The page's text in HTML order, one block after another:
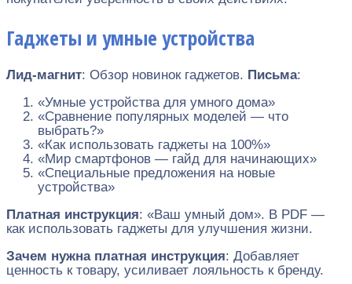
Гаджеты и умные устройства
Лид-магнит: Обзор новинок гаджетов. Письма:
«Умные устройства для умного дома»
«Сравнение популярных моделей — что
выбрать?»
«Как использовать гаджеты на 100%»
«Мир смартфонов — гайд для начинающих»
«Специальные предложения на новые
устройства»
Платная инструкция: «Ваш умный дом». В PDF —
как использовать гаджеты для улучшения жизни.
Зачем нужна платная инструкция: Добавляет
ценность к товару, усиливает лояльность к бренду.